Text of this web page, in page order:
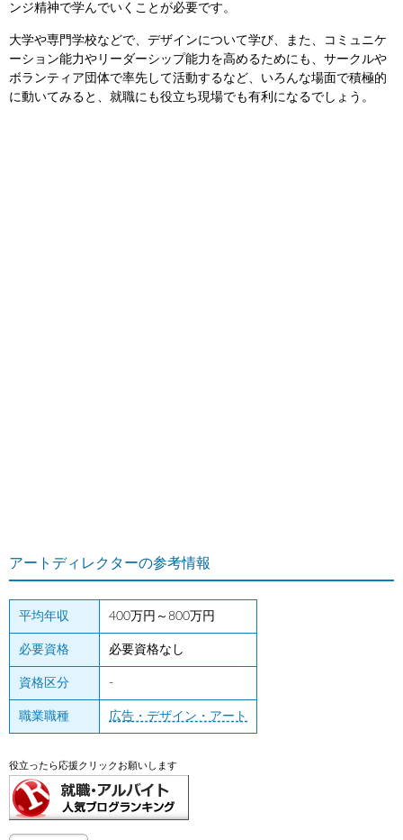
ンジ精神で学んでいくことが必要です。
大学や専門学校などで、デザインについて学び、また、コミュニケ
ーション能力やリーダーシップ能力を高めるためにも、サークルや
ボランティア団体で率先して活動するなど、いろんな場面で積極的
に動いてみると、就職にも役立ち現場でも有利になるでしょう。
アートディレクターの参考情報
平均年収 400万円～800万円
必要資格 必要資格なし
資格区分 -
職業職種 広告・デザイン・アート
役立ったら応援クリックお願いします